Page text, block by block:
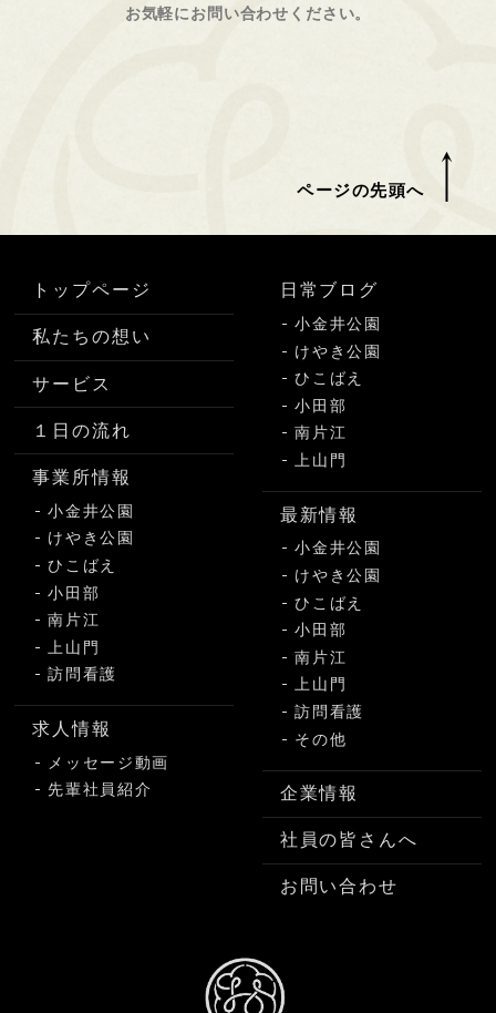
お気軽にお問い合わせください。
ページの先頭へ
トップページ
私たちの想い
サービス
１日の流れ
事業所情報
小金井公園
けやき公園
ひこばえ
小田部
南片江
上山門
訪問看護
求人情報
メッセージ動画
先輩社員紹介
日常ブログ
小金井公園
けやき公園
ひこばえ
小田部
南片江
上山門
最新情報
小金井公園
けやき公園
ひこばえ
小田部
南片江
上山門
訪問看護
その他
企業情報
社員の皆さんへ
お問い合わせ